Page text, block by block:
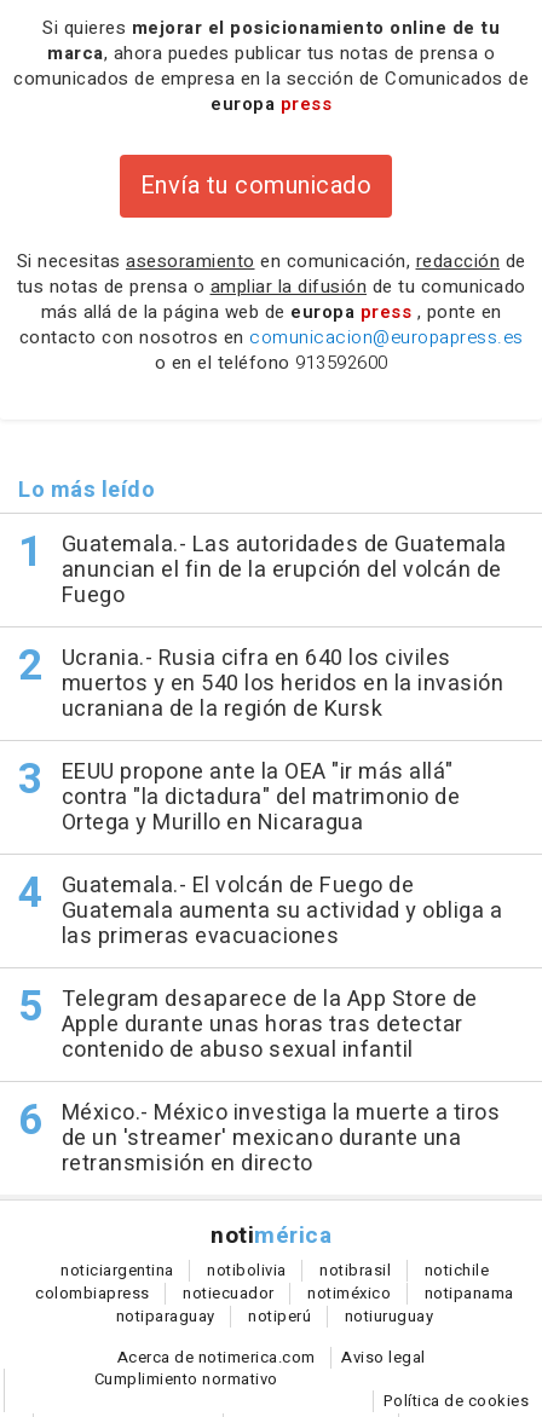
Si quieres mejorar el posicionamiento online de tu
marca, ahora puedes publicar tus notas de prensa o
comunicados de empresa en la sección de Comunicados de
europa press
Envía tu comunicado
Si necesitas asesoramiento en comunicación, redacción de
tus notas de prensa o ampliar la difusión de tu comunicado
más allá de la página web de europa press , ponte en
contacto con nosotros en comunicacion@europapress.es
o en el teléfono 913592600
Lo más leído
Guatemala.- Las autoridades de Guatemala
anuncian el fin de la erupción del volcán de
Fuego
Ucrania.- Rusia cifra en 640 los civiles
muertos y en 540 los heridos en la invasión
ucraniana de la región de Kursk
EEUU propone ante la OEA "ir más allá"
contra "la dictadura" del matrimonio de
Ortega y Murillo en Nicaragua
Guatemala.- El volcán de Fuego de
Guatemala aumenta su actividad y obliga a
las primeras evacuaciones
Telegram desaparece de la App Store de
Apple durante unas horas tras detectar
contenido de abuso sexual infantil
México.- México investiga la muerte a tiros
de un 'streamer' mexicano durante una
retransmisión en directo
notimérica
noticiargentina notibolivia notibrasil notichile
colombiapress notiecuador notiméxico notipanama
notiparaguay notiperú notiuruguay
Acerca de notimerica.com
Aviso legal
Cumplimiento normativo
Política de cookies